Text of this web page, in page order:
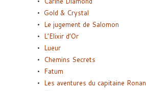
Gold & Crystal
Le jugement de Salomon
L’Elixir d’Or
Lueur
Chemins Secrets
Fatum
Les aventures du capitaine Ronan